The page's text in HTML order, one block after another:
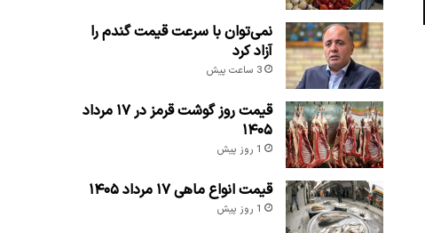
نمی‌توان با سرعت قیمت گندم را
آزاد کرد
3 ساعت پیش
قیمت روز گوشت قرمز در ۱۷ مرداد
۱۴۰۵
1 روز پیش
قیمت انواع ماهی ۱۷ مرداد ۱۴۰۵
1 روز پیش